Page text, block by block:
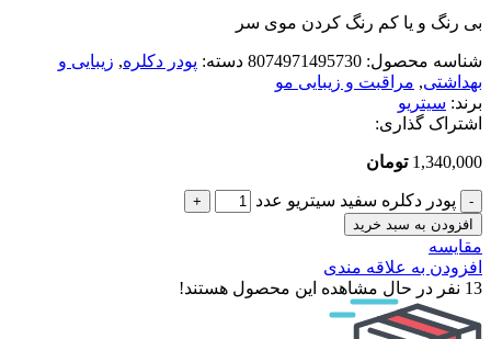
بی رنگ و یا کم رنگ کردن موی سر
شناسه محصول: 8074971495730 دسته: پودر دکلره, زیبایی و
بهداشتی, مراقبت و زیبایی مو
برند: سیتریو
اشتراک گذاری:
1,340,000 تومان
پودر دکلره سفید سیتریو عدد
افزودن به سبد خرید
مقایسه
افزودن به علاقه مندی
13 نفر در حال مشاهده این محصول هستند!